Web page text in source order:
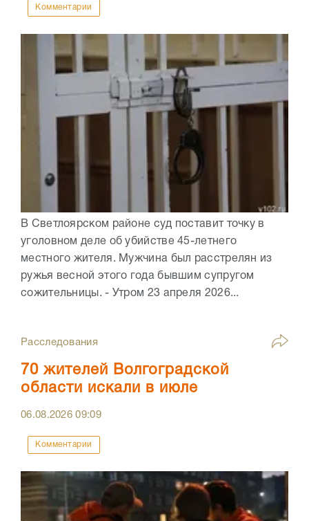
Комментарии
В Светлоярском районе суд поставит точку в
уголовном деле об убийстве 45-летнего
местного жителя. Мужчина был расстрелян из
ружья весной этого года бывшим супругом
сожительницы. - Утром 23 апреля 2026...
Расследования
70 жителей Волгоградской
области искали в июле
06.08.202609:09
Комментарии